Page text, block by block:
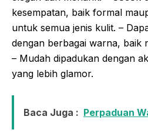
kesempatan, baik formal
untuk semua jenis kulit. –
dengan berbagai warna, baik
– Mudah dipadukan dengan
yang lebih glamor.
Baca Juga : Perpaduan